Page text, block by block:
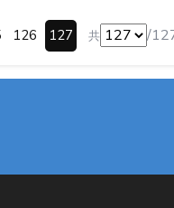
126 127 共 /